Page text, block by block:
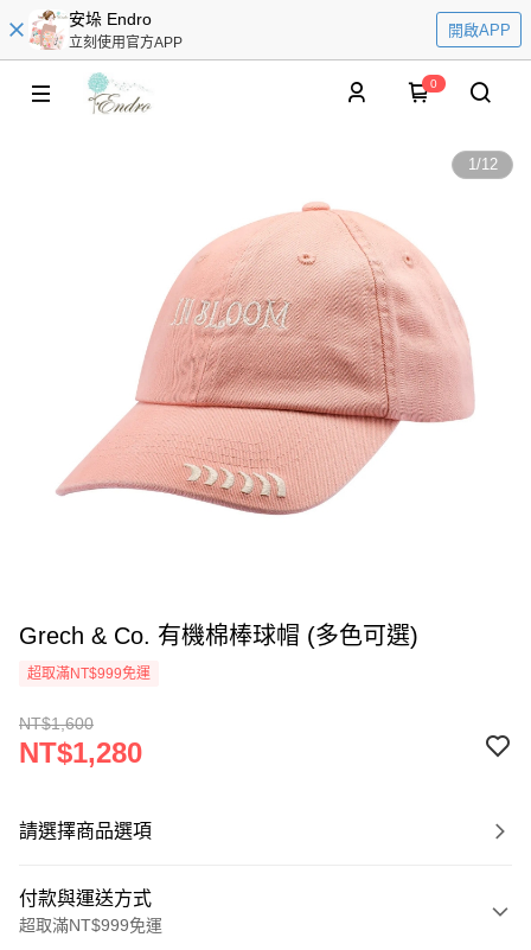
安垛 Endro
立刻使用官方APP
開啟APP
0
1/12
Grech & Co. 有機棉棒球帽 (多色可選)
超取滿NT$999免運
NT$1,600
NT$1,280
請選擇商品選項
付款與運送方式
超取滿NT$999免運